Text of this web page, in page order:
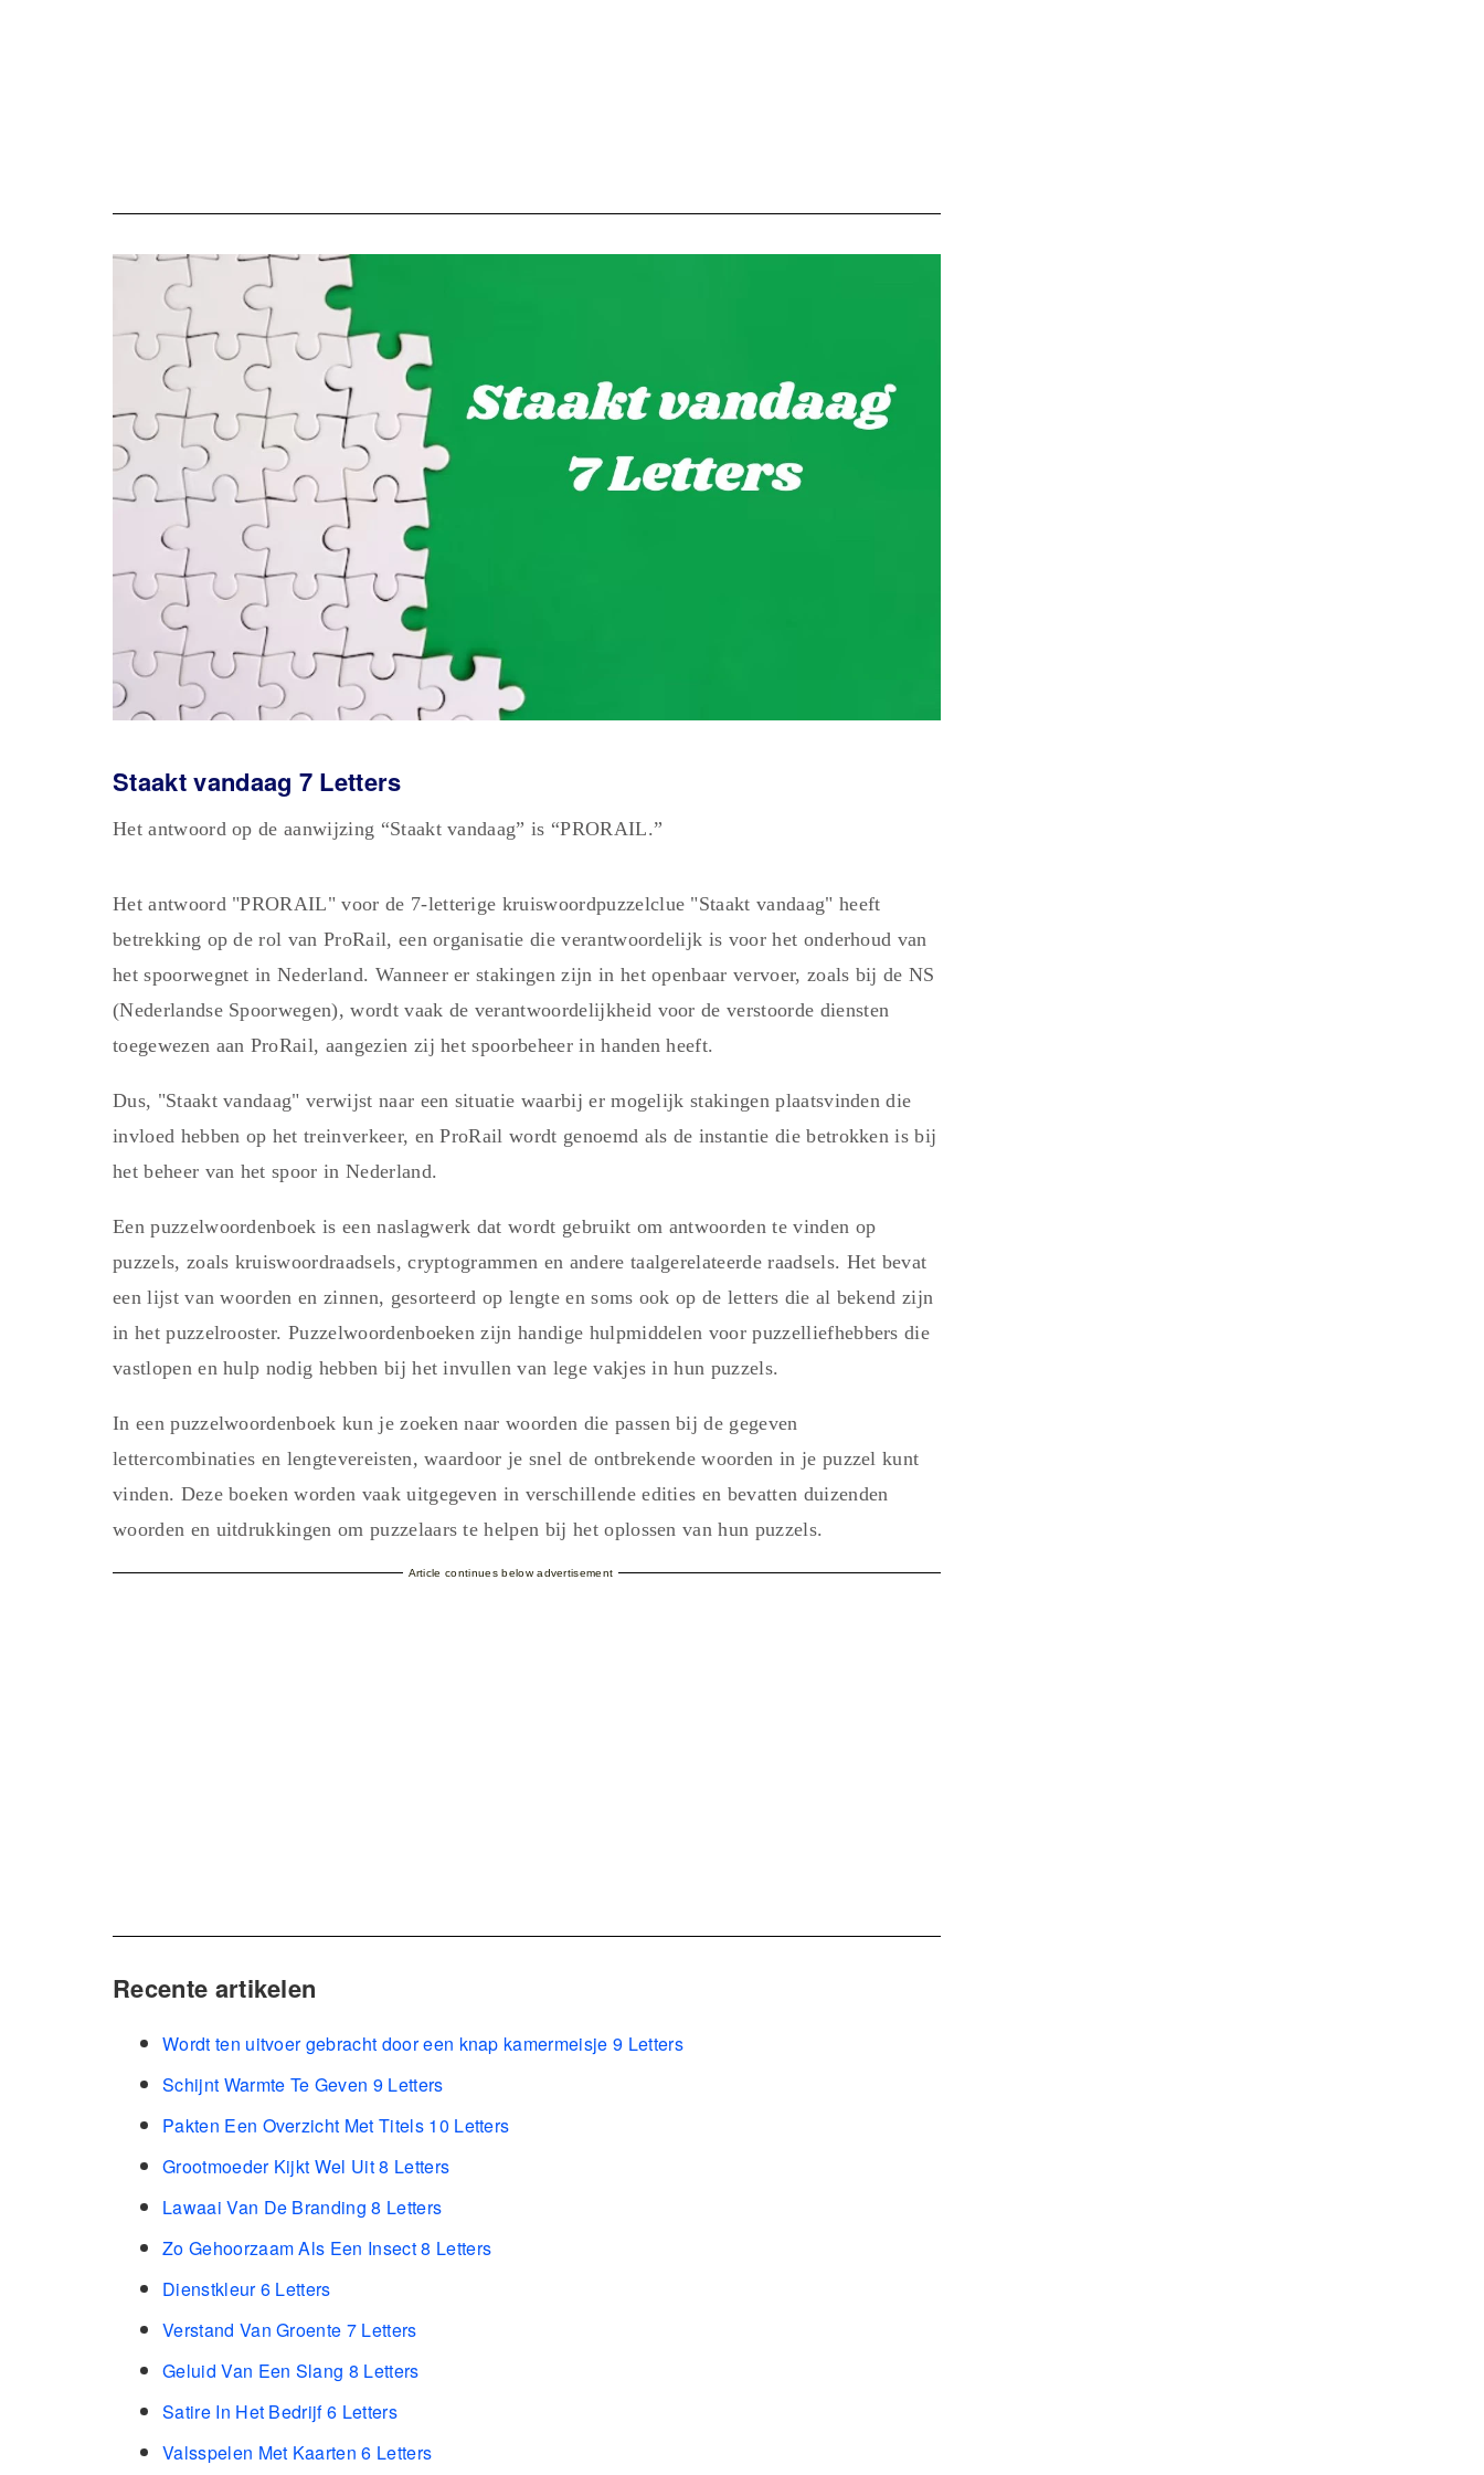
Staakt vandaag 7 Letters
Het antwoord op de aanwijzing “Staakt vandaag” is “PRORAIL.”
Het antwoord "PRORAIL" voor de 7-letterige kruiswoordpuzzelclue "Staakt vandaag" heeft
betrekking op de rol van ProRail, een organisatie die verantwoordelijk is voor het onderhoud van
het spoorwegnet in Nederland. Wanneer er stakingen zijn in het openbaar vervoer, zoals bij de NS
(Nederlandse Spoorwegen), wordt vaak de verantwoordelijkheid voor de verstoorde diensten
toegewezen aan ProRail, aangezien zij het spoorbeheer in handen heeft.
Dus, "Staakt vandaag" verwijst naar een situatie waarbij er mogelijk stakingen plaatsvinden die
invloed hebben op het treinverkeer, en ProRail wordt genoemd als de instantie die betrokken is bij
het beheer van het spoor in Nederland.
Een puzzelwoordenboek is een naslagwerk dat wordt gebruikt om antwoorden te vinden op
puzzels, zoals kruiswoordraadsels, cryptogrammen en andere taalgerelateerde raadsels. Het bevat
een lijst van woorden en zinnen, gesorteerd op lengte en soms ook op de letters die al bekend zijn
in het puzzelrooster. Puzzelwoordenboeken zijn handige hulpmiddelen voor puzzelliefhebbers die
vastlopen en hulp nodig hebben bij het invullen van lege vakjes in hun puzzels.
In een puzzelwoordenboek kun je zoeken naar woorden die passen bij de gegeven
lettercombinaties en lengtevereisten, waardoor je snel de ontbrekende woorden in je puzzel kunt
vinden. Deze boeken worden vaak uitgegeven in verschillende edities en bevatten duizenden
woorden en uitdrukkingen om puzzelaars te helpen bij het oplossen van hun puzzels.
Article continues below advertisement
Recente artikelen
Wordt ten uitvoer gebracht door een knap kamermeisje 9 Letters
Schijnt Warmte Te Geven 9 Letters
Pakten Een Overzicht Met Titels 10 Letters
Grootmoeder Kijkt Wel Uit 8 Letters
Lawaai Van De Branding 8 Letters
Zo Gehoorzaam Als Een Insect 8 Letters
Dienstkleur 6 Letters
Verstand Van Groente 7 Letters
Geluid Van Een Slang 8 Letters
Satire In Het Bedrijf 6 Letters
Valsspelen Met Kaarten 6 Letters